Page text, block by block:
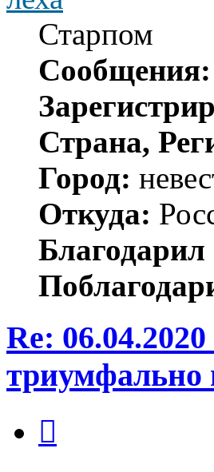
Старпом
Сообщения:
Страна,
Город:
Откуда:
Благодарил
Re:
триумфально